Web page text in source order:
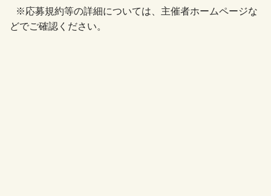
※応募規約等の詳細については、主催者ホームページな
どでご確認ください。